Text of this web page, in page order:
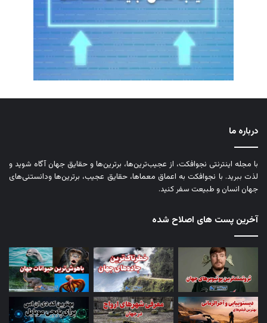
درباره ما
با مجله اینترنتی نجوافکت، از عجیب‌ترین‌ها، برترین‌ها و حقایق جهان آگاه شوید و
لذت ببرید. با نجوافکت به اعماق معماها، حقایق عجیب، برترین‌ها ودانستنی‌های
جهان انسان و طبیعت سفر کنید.
آخرین پست های اصلاح شده